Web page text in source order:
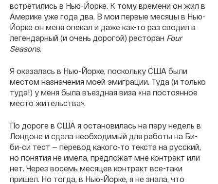
встретились в Нью-Йорке. К тому времени он жил в
Америке уже года два. В мои первые месяцы в Нью-
Йорке он меня опекал и даже как-то раз сводил в
легендарный (и очень дорогой) ресторан Four
Seasons.
Я оказалась в Нью-Йорке, поскольку США были
местом назначения моей эмиграции. Туда (и только
туда!) у меня была въездная виза «на постоянное
место жительства».
По дороге в США я остановилась на пару недель в
Лондоне и сдала необходимый для работы на Би-
би-си тест — перевод какого-то текста на русский,
но понятия не имела, предложат мне контракт или
нет. Через восемь месяцев контракт все-таки
пришел. Но тогда, в Нью-Йорке, я не знала, что